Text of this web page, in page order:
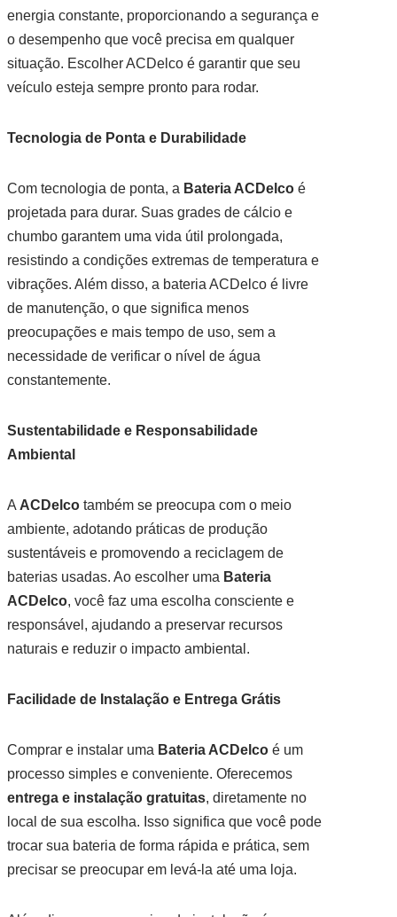
energia constante, proporcionando a segurança e
o desempenho que você precisa em qualquer
situação. Escolher ACDelco é garantir que seu
veículo esteja sempre pronto para rodar.
Tecnologia de Ponta e Durabilidade
Com tecnologia de ponta, a Bateria ACDelco é
projetada para durar. Suas grades de cálcio e
chumbo garantem uma vida útil prolongada,
resistindo a condições extremas de temperatura e
vibrações. Além disso, a bateria ACDelco é livre
de manutenção, o que significa menos
preocupações e mais tempo de uso, sem a
necessidade de verificar o nível de água
constantemente.
Sustentabilidade e Responsabilidade
Ambiental
A ACDelcotambém se preocupa com o meio
ambiente, adotando práticas de produção
sustentáveis e promovendo a reciclagem de
baterias usadas. Ao escolher uma Bateria
ACDelco, você faz uma escolha consciente e
responsável, ajudando a preservar recursos
naturais e reduzir o impacto ambiental.
Facilidade de Instalação e Entrega Grátis
Comprar e instalar uma Bateria ACDelcoé um
processo simples e conveniente. Oferecemos
entrega e instalação gratuitas, diretamente no
local de sua escolha. Isso significa que você pode
trocar sua bateria de forma rápida e prática, sem
precisar se preocupar em levá-la até uma loja.